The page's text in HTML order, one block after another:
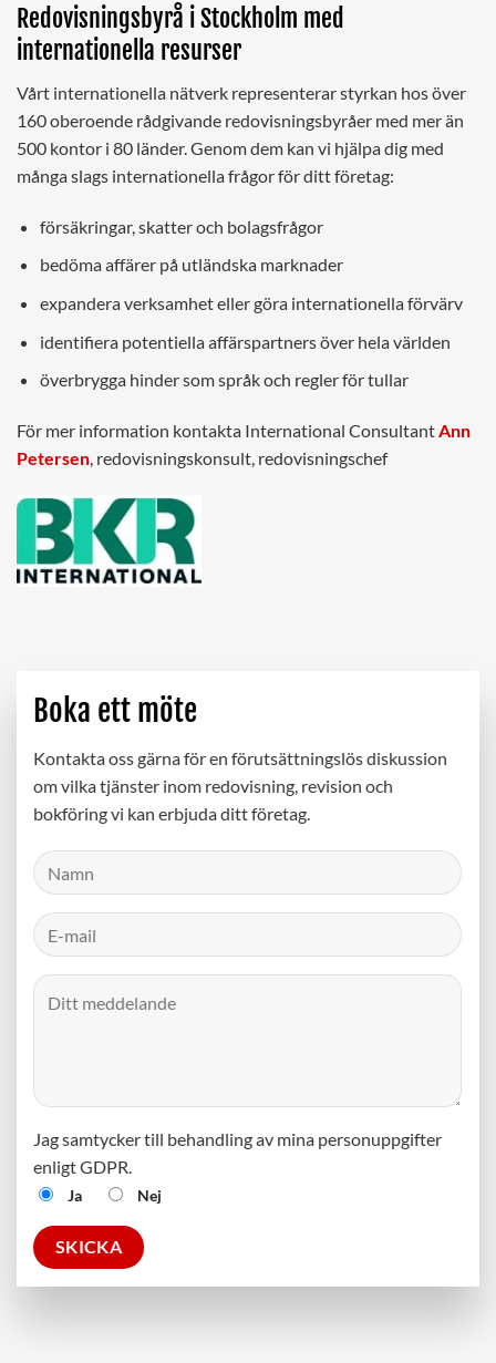
Redovisningsbyrå i Stockholm med
internationella resurser
Vårt internationella nätverk representerar styrkan hos över
160 oberoende rådgivande redovisningsbyråer med mer än
500 kontor i 80 länder. Genom dem kan vi hjälpa dig med
många slags internationella frågor för ditt företag:
försäkringar, skatter och bolagsfrågor
bedöma affärer på utländska marknader
expandera verksamhet eller göra internationella förvärv
identifiera potentiella affärspartners över hela världen
överbrygga hinder som språk och regler för tullar
För mer information kontakta International ConsultantAnn
Petersen, redovisningskonsult, redovisningschef
Boka ett möte
Kontakta oss gärna för en förutsättningslös diskussion
om vilka tjänster inom redovisning, revision och
bokföring vi kan erbjuda ditt företag.
Jag samtycker till behandling av mina personuppgifter
enligt GDPR.
Ja Nej